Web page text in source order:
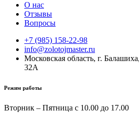
О нас
Отзывы
Вопросы
+7 (985) 158-22-98
info@zolotojmaster.ru
Московская область, г.
32А
Режим работы
Вторник – Пятница с 10.00 до 17.00